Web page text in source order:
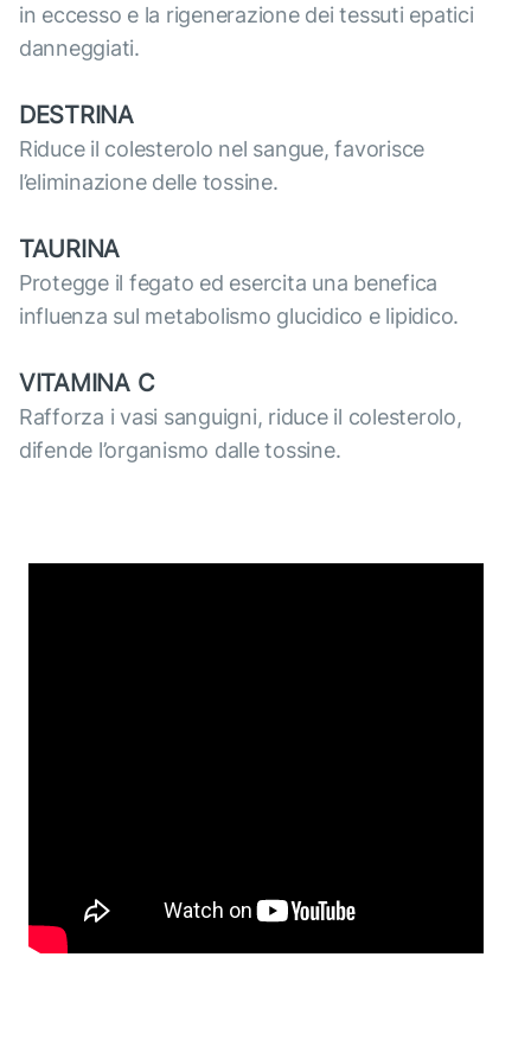
in eccesso e la rigenerazione dei tessuti epatici
danneggiati.
DESTRINA
Riduce il colesterolo nel sangue, favorisce
l’eliminazione delle tossine.
TAURINA
Protegge il fegato ed esercita una benefica
influenza sul metabolismo glucidico e lipidico.
VITAMINA C
Rafforza i vasi sanguigni, riduce il colesterolo,
difende l’organismo dalle tossine.